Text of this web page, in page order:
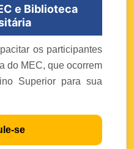
e Biblioteca
os participantes
do MEC, que ocorrem
Superior para sua
se